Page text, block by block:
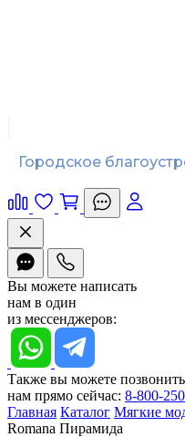
Городское
Вы можете написать
нам в один
из мессенджеров:
Также вы можете позвонить
нам прямо сейчас: 8-800-
Главная Каталог Мягкие
Romana Пирамида